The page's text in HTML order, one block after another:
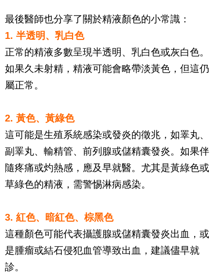
最後醫師也分享了關於精液顏色的小常識：
1. 半透明、乳白色
正常的精液多數呈現半透明、乳白色或灰白色。
如果久未射精，精液可能會略帶淡黃色，但這仍
屬正常。
2. 黃色、黃綠色
這可能是生殖系統感染或發炎的徵兆，如睪丸、
副睪丸、輸精管、前列腺或儲精囊發炎。如果伴
隨疼痛或灼熱感，應及早就醫。尤其是黃綠色或
草綠色的精液，需警惕淋病感染。
3. 紅色、暗紅色、棕黑色
這種顏色可能代表攝護腺或儲精囊發炎出血，或
是腫瘤或結石侵犯血管導致出血，建議儘早就
診。